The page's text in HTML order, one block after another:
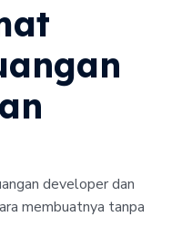
developer dan
membuatnya tanpa